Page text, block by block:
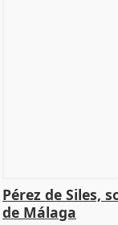
Pérez de Siles,
de Málaga